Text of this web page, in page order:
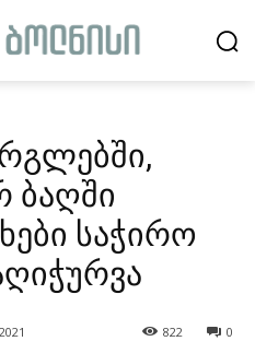
ბაღში
საჭირო
0
822